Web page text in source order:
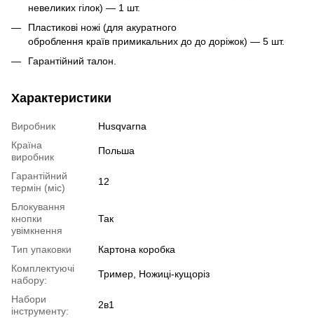
невеликих гілок) — 1 шт.
Пластикові ножі (для акуратного
оброблення країв примикальних до до доріжок) — 5 шт.
Гарантійний талон.
Характеристики
Виробник
Husqvarna
Країна
виробник
Польша
Гарантійний
термін (міс)
12
Блокування
кнопки
увімкнення
Так
Тип упаковки
Картона коробка
Комплектуючі
набору:
Тример, Ножиці-кущоріз
Набори
інструменту:
2в1